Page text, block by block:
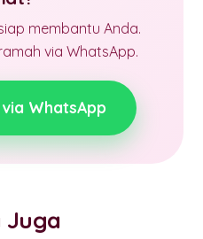
membantu Anda.
via WhatsApp.
WhatsApp
Juga